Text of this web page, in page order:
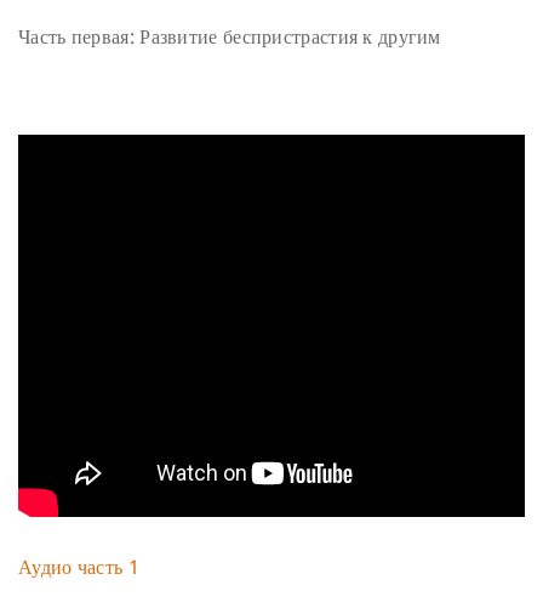
Часть первая: Развитие беспристрастия к другим
Аудио часть 1